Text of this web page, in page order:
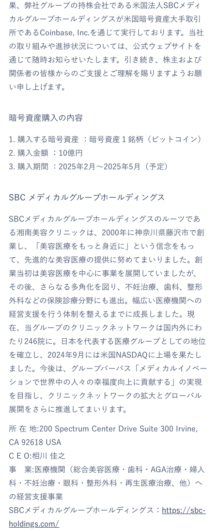
果、弊社グループの持株会社である米国法人SBCメディ
カルグループホールディングスが米国暗号資産大手取引
所であるCoinbase, Inc.を通じて実行しております。当社
の取り組みや進捗状況については、公式ウェブサイトを
通じて随時お知らせいたします。引き続き、株主および
関係者の皆様からのご支援とご理解を賜りますようお願
い申し上げます。
暗号資産購入の内容
1. 購入する暗号資産 ：暗号資産１銘柄（ビットコイン）
2. 購入金額 ：10億円
3. 購入期間 ：2025年2月〜2025年5月（予定）
SBC メディカルグループホールディングス
SBCメディカルグループホールディングスのルーツであ
る湘南美容クリニックは、2000年に神奈川県藤沢市で創
業し、「美容医療をもっと身近に」という信念をもっ
て、先進的な美容医療の提供に努めてまいりました。創
業当初は美容医療を中心に事業を展開していましたが、
その後、さらなる多角化を図り、不妊治療、歯科、整形
外科などの保険診療分野にも進出。幅広い医療機関への
経営支援を行う体制を整えるまでに成長しました。現
在、当グループのクリニックネットワークは国内外にわ
たり246院に。日本を代表する医療グループとしての地位
を確立し、2024年9月には米国NASDAQに上場を果たし
ました。今後は、グループパーパス「メディカルイノベー
ションで世界中の人々の幸福度向上に貢献する」の実現
を目指し、クリニックネットワークの拡大とグローバル
展開をさらに推進してまいります。
所 在 地:200 Spectrum Center Drive Suite 300 Irvine,
CA 92618 USA
C E O:相川 佳之
事 業:医療機関（総合美容医療・歯科・AGA治療・婦人
科・不妊治療・眼科・整形外科・再生医療治療、他）へ
の経営支援事業
SBCメディカルグループホールディングス： https://sbc-
holdings.com/